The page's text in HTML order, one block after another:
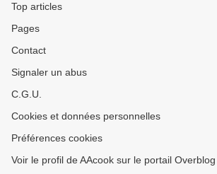
Top articles
Pages
Contact
Signaler un abus
C.G.U.
Cookies et données personnelles
Préférences cookies
Voir le profil de AAcook sur le portail Overblog